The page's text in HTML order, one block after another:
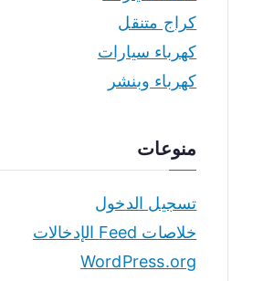
كراج متنقل
كهرباء سيارات
كهرباء وبنشر
منوعات
تسجيل الدخول
خلاصات Feed الإدخالات
WordPress.org